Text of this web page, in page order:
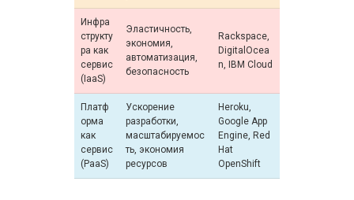
Инфра
структу
ра как
сервис
(IaaS)
Эластичность,
экономия,
автоматизация,
безопасность
Rackspace,
DigitalOcea
n, IBM Cloud
Платф
орма
как
сервис
(PaaS)
Ускорение
разработки,
масштабируемос
ть, экономия
ресурсов
Heroku,
Google App
Engine, Red
Hat
OpenShift